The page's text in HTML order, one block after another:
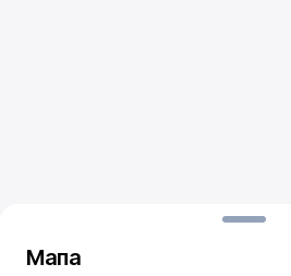
Мапа